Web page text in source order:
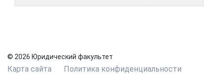
© 2026 Юридический факультет
Карта сайта
Политика конфиденциальности